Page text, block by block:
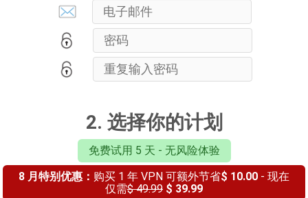
2. 选择你的计划
免费试用 5 天 - 无风险体验
8 月特别优惠： 购买 1 年 VPN 可额外节省$ 10.00 - 现在
仅需$ 49.99 $ 39.99